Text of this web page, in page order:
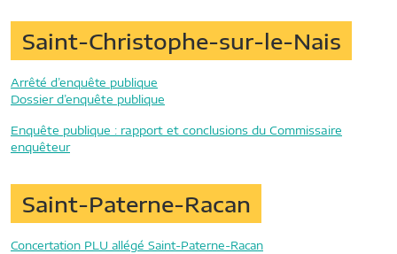
Saint-Christophe-sur-le-Nais
Arrêté d’enquête publique
Dossier d’enquête publique
Enquête publique : rapport et conclusions du Commissaire
enquêteur
Saint-Paterne-Racan
Concertation PLU allégé Saint-Paterne-Racan